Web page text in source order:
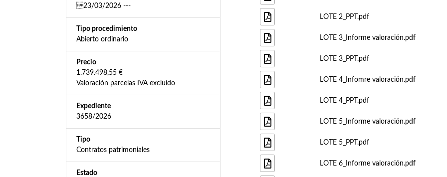
23/03/2026 ---
Tipo procedimiento
Abierto ordinario
Precio
1.739.498,55 €
Valoración parcelas IVA excluído
Expediente
3658/2026
Tipo
Contratos patrimoniales
Estado
LOTE 2_PPT.pdf
LOTE 3_Informe valoración.pdf
LOTE 3_PPT.pdf
LOTE 4_Infomre valoración.pdf
LOTE 4_PPT.pdf
LOTE 5_Informe valoración.pdf
LOTE 5_PPT.pdf
LOTE 6_Informe valoración.pdf